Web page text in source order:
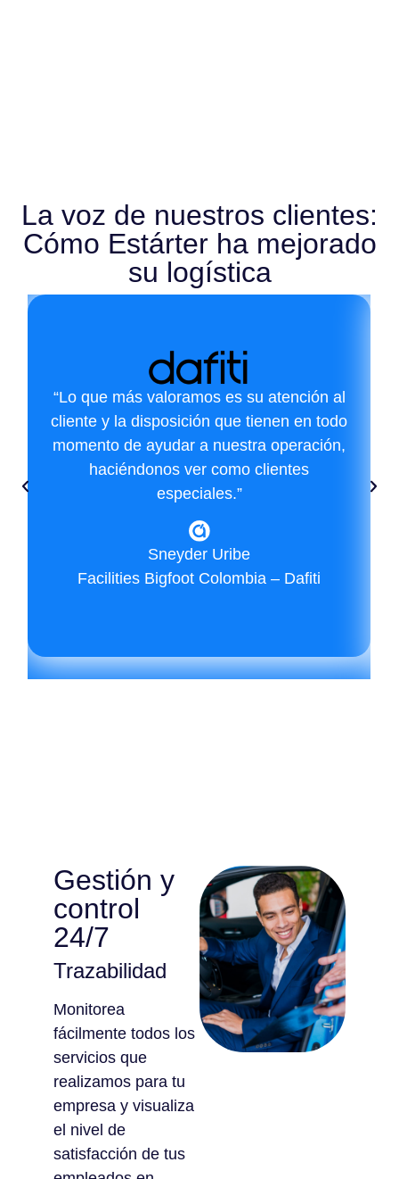
La voz de nuestros clientes:
Cómo Estárter ha mejorado
su logística
“Lo que más valoramos es su atención al
cliente y la disposición que tienen en todo
momento de ayudar a nuestra operación,
haciéndonos ver como clientes
especiales.”
Sneyder Uribe
Facilities Bigfoot Colombia – Dafiti
Gestión y
control
24/7
Trazabilidad
Monitorea
fácilmente todos los
servicios que
realizamos para tu
empresa y visualiza
el nivel de
satisfacción de tus